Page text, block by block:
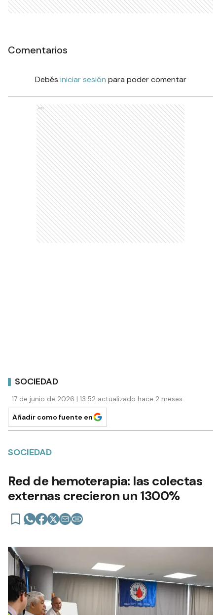
Comentarios
Debés iniciar sesión para poder comentar
Ads
SOCIEDAD
17 de junio de 2026 | 13:52 actualizado hace 2 meses
Añadir como fuente en
SOCIEDAD
Red de hemoterapia: las colectas
externas crecieron un 1300%